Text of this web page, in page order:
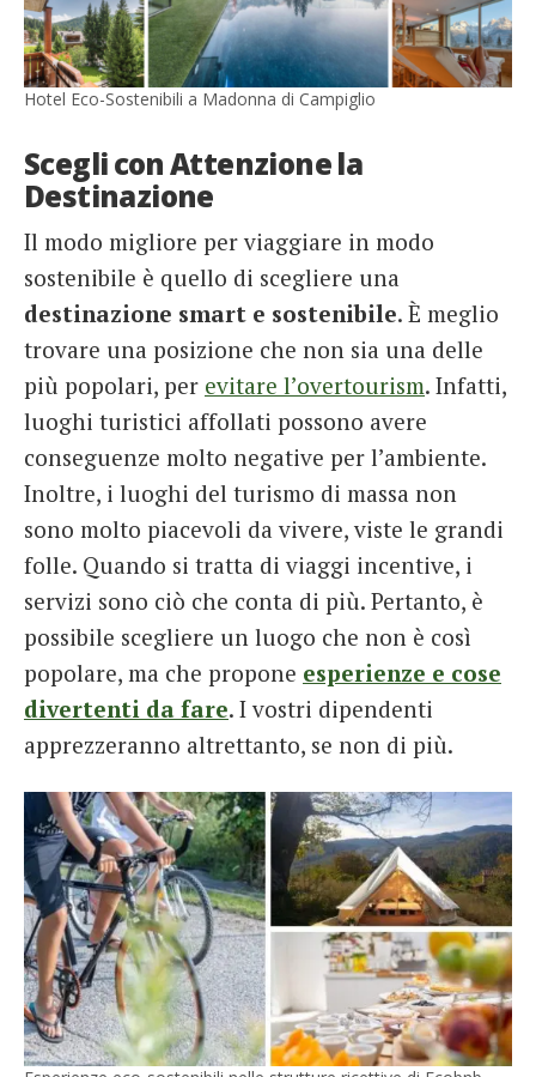
Hotel Eco-Sostenibili a Madonna di Campiglio
Scegli con Attenzione la
Destinazione
Il modo migliore per viaggiare in modo
sostenibile è quello di scegliere una
destinazione smart e sostenibile. È meglio
trovare una posizione che non sia una delle
più popolari, per evitare l’overtourism. Infatti,
luoghi turistici affollati possono avere
conseguenze molto negative per l’ambiente.
Inoltre, i luoghi del turismo di massa non
sono molto piacevoli da vivere, viste le grandi
folle. Quando si tratta di viaggi incentive, i
servizi sono ciò che conta di più. Pertanto, è
possibile scegliere un luogo che non è così
popolare, ma che propone esperienze e cose
divertenti da fare. I vostri dipendenti
apprezzeranno altrettanto, se non di più.